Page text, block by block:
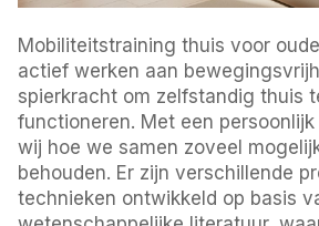
Mobiliteitstraining thuis voor
actief werken aan
spierkracht om zelfstandig thuis
functioneren. Met een
wij hoe we samen zoveel
behouden. Er zijn verschillende
technieken ontwikkeld op basis